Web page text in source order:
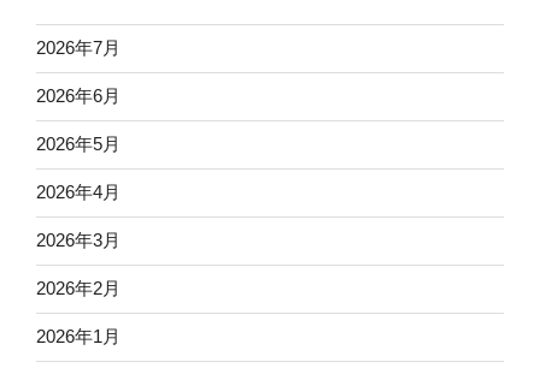
2026年7月
2026年6月
2026年5月
2026年4月
2026年3月
2026年2月
2026年1月